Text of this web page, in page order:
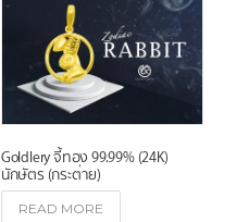
Goldlery จี้ทอง 99.99% (24K)
นักษัตร (กระต่าย)
READ MORE